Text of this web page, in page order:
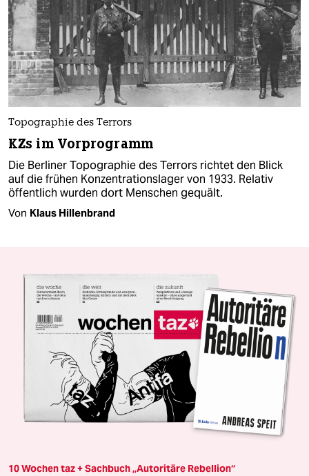
Topographie des Terrors
KZs im Vorprogramm
Die Berliner Topographie des Terrors richtet den Blick
auf die frühen Konzentrations­lager von 1933. Relativ
öffentlich wurden dort Menschen gequält.
Von Klaus Hillenbrand
10 Wochen taz + Sachbuch „Autoritäre Rebellion“